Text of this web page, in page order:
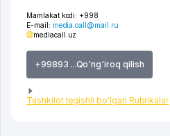
Mamlakat kodi: +998
E-mail: media.call@mail.ru
mediacall.uz
+99893 ...Qo'ng'iroq qilish
Tashkilot tegishli bo'lgan Rubrikalar